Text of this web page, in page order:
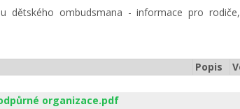
dětského ombudsmana - informace pro
Popis
organizace.pdf